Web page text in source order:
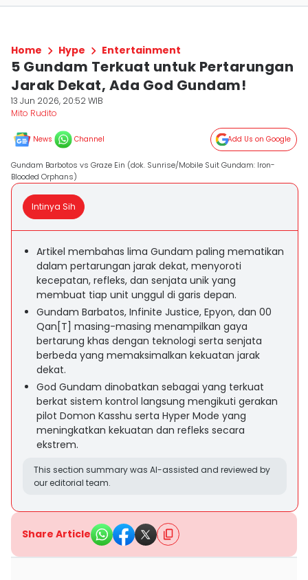
Home Hype Entertainment
5 Gundam Terkuat untuk Pertarungan
Jarak Dekat, Ada God Gundam!
13 Jun 2026, 20:52 WIB
Mito Rudito
News Channel Add Us on Google
Gundam Barbotos vs Graze Ein (dok. Sunrise/Mobile Suit Gundam: Iron-
Blooded Orphans)
Intinya Sih
Artikel membahas lima Gundam paling mematikan
dalam pertarungan jarak dekat, menyoroti
kecepatan, refleks, dan senjata unik yang
membuat tiap unit unggul di garis depan.
Gundam Barbatos, Infinite Justice, Epyon, dan 00
Qan[T] masing-masing menampilkan gaya
bertarung khas dengan teknologi serta senjata
berbeda yang memaksimalkan kekuatan jarak
dekat.
God Gundam dinobatkan sebagai yang terkuat
berkat sistem kontrol langsung mengikuti gerakan
pilot Domon Kasshu serta Hyper Mode yang
meningkatkan kekuatan dan refleks secara
ekstrem.
This section summary was AI-assisted and reviewed by
our editorial team.
Share Article